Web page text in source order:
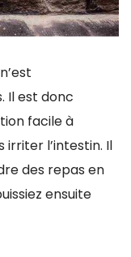
Il est donc
facile à
l’intestin. Il
des repas en
ensuite